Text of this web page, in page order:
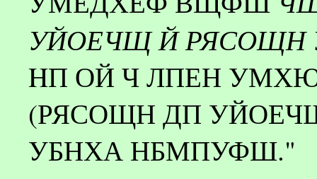
УЙОЕЧЩ Й РЯСОЩН
HП ОЙ Ч ЛПЕН
(РЯСОЩН ДП
УБНХА НБМПУФШ."